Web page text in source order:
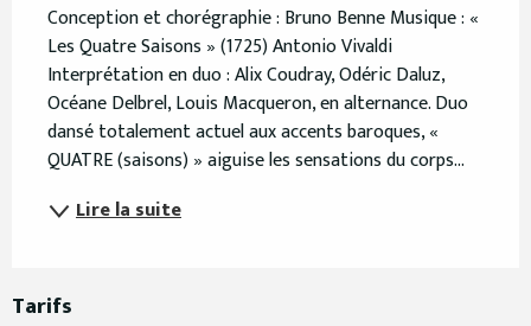
Conception et chorégraphie : Bruno Benne Musique : «
Les Quatre Saisons » (1725) Antonio Vivaldi
Interprétation en duo : Alix Coudray, Odéric Daluz,
Océane Delbrel, Louis Macqueron, en alternance. Duo
dansé totalement actuel aux accents baroques, «
QUATRE (saisons) » aiguise les sensations du corps...
Lire la suite
Tarifs